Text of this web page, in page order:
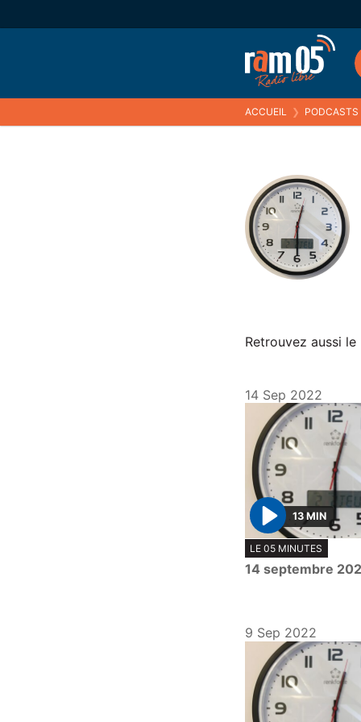
ACCUEIL ❯ PODCASTS
Retrouvez aussi
14 Sep 2022
P
l
a
13 MIN
LE 05 MINUTES
14 septembre
9 Sep 2022